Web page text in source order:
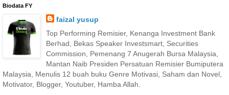
Biodata FY
faizal yusup
Top Performing Remisier, Kenanga Investment Bank
Berhad, Bekas Speaker Investsmart, Securities
Commission, Pemenang 7 Anugerah Bursa Malaysia,
Mantan Naib Presiden Persatuan Remisier Bumiputera
Malaysia, Menulis 12 buah buku Genre Motivasi, Saham dan Novel,
Motivator, Blogger, Youtuber, Hamba Allah.